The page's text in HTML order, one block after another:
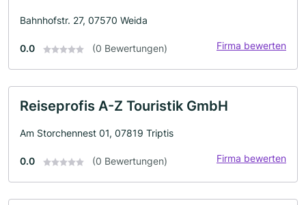
Bahnhofstr. 27, 07570 Weida
0.0 (0 Bewertungen) Firma bewerten
Reiseprofis A-Z Touristik GmbH
Am Storchennest 01, 07819 Triptis
0.0 (0 Bewertungen) Firma bewerten